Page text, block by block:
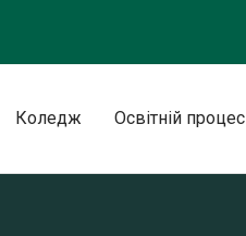
Коледж Освітній процес